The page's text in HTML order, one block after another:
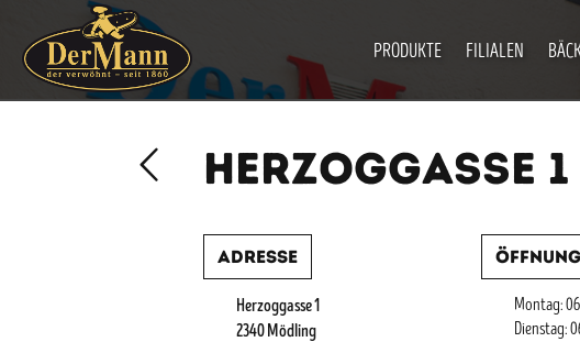
PRODUKTE FILIALEN
HERZOGGASSE 1
Adresse
Herzoggasse 1
2340 Mödling
Montag:
Dienstag: